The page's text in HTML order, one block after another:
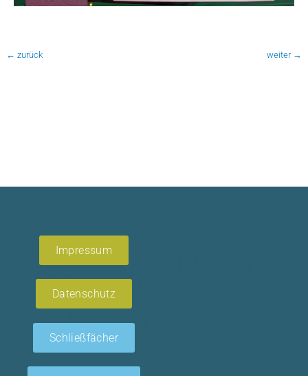
← zurück weiter →
Impressum
Datenschutz
Schließfächer